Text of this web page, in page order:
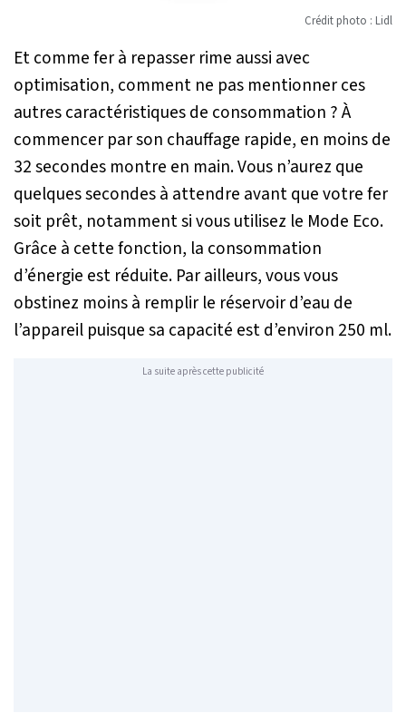
Crédit photo : Lidl
Et comme fer à repasser rime aussi avec
optimisation, comment ne pas mentionner ces
autres caractéristiques de consommation ? À
commencer par son chauffage rapide, en moins de
32 secondes montre en main. Vous n’aurez que
quelques secondes à attendre avant que votre fer
soit prêt, notamment si vous utilisez le Mode Eco.
Grâce à cette fonction, la consommation
d’énergie est réduite. Par ailleurs, vous vous
obstinez moins à remplir le réservoir d’eau de
l’appareil puisque sa capacité est d’environ 250 ml.
La suite après cette publicité